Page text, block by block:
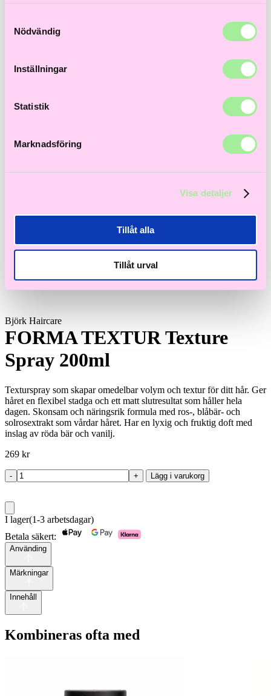
Nödvändig
Inställningar
Statistik
Marknadsföring
Visa detaljer
Tillåt alla
Tillåt urval
Björk Haircare
FORMA TEXTUR Texture
Spray 200ml
Texturspray som skapar omedelbar volym och textur för ditt hår. Ger
håret en flexibel stadga och ett matt slutresultat som håller hela
dagen. Skonsam och näringsrik formula med ros-, blåbär- och
solrosextrakt som vårdar håret. Har en lyxig och fruktig doft med
inslag av röda bär och vanilj.
269 kr
-
FORMA
Texture
Spray
200ml
mängd
+ Lägg i varukorg
I lager(1-3 arbetsdagar)
Betala säkert:
Använding
Märkningar
Innehåll
Kombineras ofta med